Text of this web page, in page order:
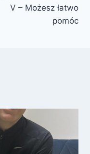
V – Możesz łatwo
pomóc